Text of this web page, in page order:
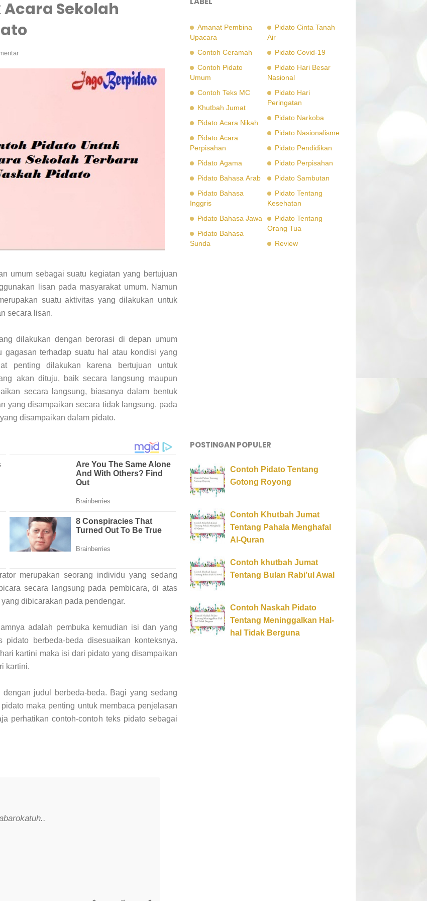
Sekolah
umum sebagai suatu kegiatan yang bertujuan
lisan pada masyarakat umum. Namun
suatu aktivitas yang dilakukan untuk
secara lisan.
dilakukan dengan berorasi di depan umum
gagasan terhadap suatu hal atau kondisi yang
penting dilakukan karena bertujuan untuk
akan dituju, baik secara langsung maupun
secara langsung, biasanya dalam bentuk
yang disampaikan secara tidak langsung, pada
disampaikan dalam pidato.
merupakan seorang individu yang sedang
secara langsung pada pembicara, di atas
dibicarakan pada pendengar.
adalah pembuka kemudian isi dan yang
berbeda-beda disesuaikan konteksnya.
kartini maka isi dari pidato yang disampaikan
kartini.
judul berbeda-beda. Bagi yang sedang
maka penting untuk membaca penjelasan
perhatikan contoh-contoh teks pidato sebagai
Amanat Pembina
Upacara
Contoh Ceramah
Contoh Pidato
Umum
Contoh Teks MC
Khutbah Jumat
Pidato Acara Nikah
Pidato Acara
Perpisahan
Pidato Agama
Pidato Bahasa Arab
Pidato Bahasa
Inggris
Pidato Bahasa Jawa
Pidato Bahasa
Sunda
Pidato Cinta Tanah
Air
Pidato Covid-19
Pidato Hari Besar
Nasional
Pidato Hari
Peringatan
Pidato Narkoba
Pidato Nasionalisme
Pidato Pendidikan
Pidato Perpisahan
Pidato Sambutan
Pidato Tentang
Kesehatan
Pidato Tentang
Orang Tua
Review
POSTINGAN POPULER
Contoh Pidato Tentang
Gotong Royong
Contoh Khutbah Jumat
Tentang Pahala Menghafal
Al-Quran
Contoh khutbah Jumat
Tentang Bulan Rabi’ul Awal
Contoh Naskah Pidato
Tentang Meninggalkan Hal-
hal Tidak Berguna